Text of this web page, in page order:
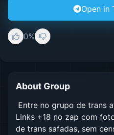
Open in
0%
About Group
Entre no grupo de trans
Links +18 no zap com
de trans safadas, sem